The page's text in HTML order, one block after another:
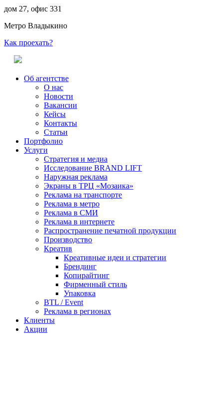
дом 27, офис 331
Метро Владыкино
Как проехать?
Об агентстве
О нас
Новости
Вакансии
Кейсы
Контакты
Статьи
Портфолио
Услуги
Стратегия и медиа
Исследование BRAND LIFT
Наружная реклама
Экраны в ТРЦ «Мозаика»
Реклама на транспорте
Реклама в метро
Реклама в СМИ
Реклама в интернете
Распространение печатной продукции
Производство
Креатив
Креативные идеи и стратегии
Брендинг
Копирайтинг
Фирменный стиль
Упаковка
BTL / Event
Реклама в регионах
Клиенты
Акции